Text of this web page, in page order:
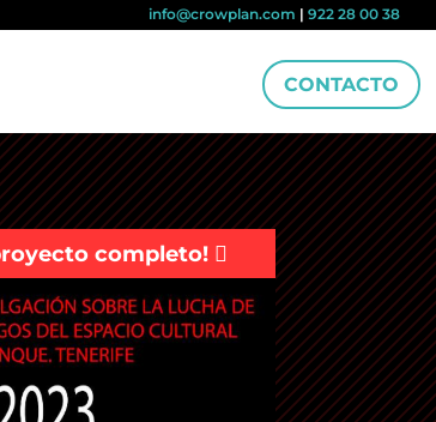
info@crowplan.com | 922 28 00 38
CONTACTO
completo!